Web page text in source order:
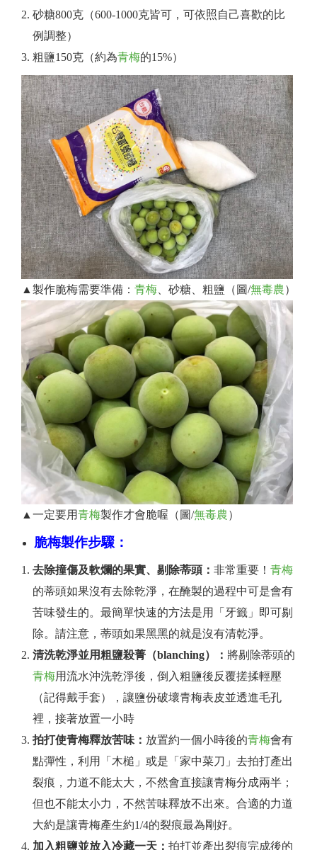
砂糖800克（600-1000克皆可，可依照自己喜歡的比
例調整）
粗鹽150克（約為青梅的15%）
▲製作脆梅需要準備： 青梅 、砂糖、粗鹽（圖/無毒農）
▲一定要用青梅製作才會脆喔（圖/無毒農）
脆梅製作步驟：
去除撞傷及軟爛的果實、剔除蒂頭： 非常重要！ 青梅
的蒂頭如果沒有去除乾淨，在醃製的過程中可是會有
苦味發生的。最簡單快速的方法是用「牙籤」即可剔
除。請注意，蒂頭如果黑黑的就是沒有清乾淨。
清洗乾淨並用粗鹽殺菁（blanching）： 將剔除蒂頭的
青梅用流水沖洗乾淨後，倒入粗鹽後反覆搓揉輕壓
（記得戴手套），讓鹽份破壞青梅表皮並透進毛孔
裡，接著放置一小時
拍打使青梅釋放苦味： 放置約一個小時後的青梅會有
點彈性，利用「木槌」或是「家中菜刀」去拍打產出
裂痕，力道不能太大，不然會直接讓青梅分成兩半；
但也不能太小力，不然苦味釋放不出來。合適的力道
大約是讓青梅產生約1/4的裂痕最為剛好。
加入粗鹽並放入冷藏一天： 拍打並產出裂痕完成後的